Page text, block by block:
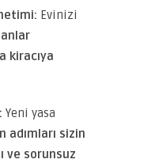
Evinizi
kiracıya
Yeni yasa
adımları sizin
ve sorunsuz